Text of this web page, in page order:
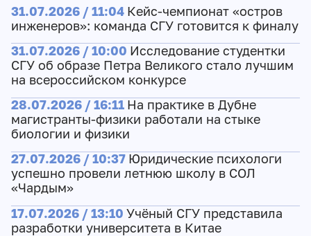
31.07.2026 / 11:04 Кейс-чемпионат «остров
инженеров»: команда СГУ готовится к финалу
31.07.2026 / 10:00 Исследование студентки
СГУ об образе Петра Великого стало лучшим
на всероссийском конкурсе
28.07.2026 / 16:11 На практике в Дубне
магистранты-физики работали на стыке
биологии и физики
27.07.2026 / 10:37 Юридические психологи
успешно провели летнюю школу в СОЛ
«Чардым»
17.07.2026 / 13:10 Учёный СГУ представила
разработки университета в Китае